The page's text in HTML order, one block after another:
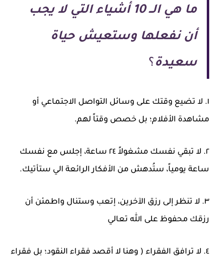
ما هي الــ 10 أشياء التي لا يجب
أن نفعلها وستعيش حياة
سعيدة ؟
١. لا تضيع وقتك على وسائل التواصل الاجتماعي أو
مشاهدة الأفلام؛ بل خصص وقتاً لهم.
٢. لا تبقي نفسك مشغولاً ٢٤ ساعة، إجلس مع نفسك
ساعة يومياً، ستُدهش من الأفكار الرائعة الي ستأتيك.
٣. لا تنظر إلى رزق الآخرين، إتعب وستنال واطمئن أن
رزقك محفوظ على الله تعالي
٤. لا ترافق الفقراء ( وهنا لا أقصد فقراء النقود؛ بل فقراء